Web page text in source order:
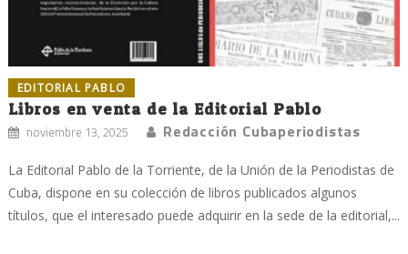
EDITORIAL PABLO
Libros en venta de la Editorial Pablo
noviembre 13, 2025 Redacción Cubaperiodistas
La Editorial Pablo de la Torriente, de la Unión de la Periodistas de
Cuba, dispone en su colección de libros publicados algunos
títulos, que el interesado puede adquirir en la sede de la editorial,...